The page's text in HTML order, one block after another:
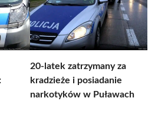
20-latek zatrzymany za
kradzieże i posiadanie
narkotyków w Puławach